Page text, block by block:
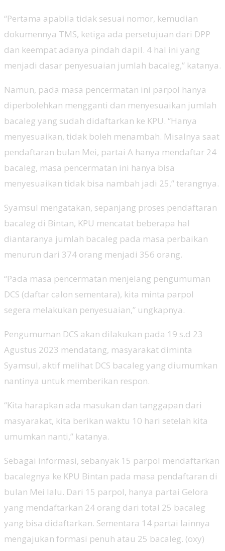
“Pertama apabila tidak sesuai nomor, kemudian
dokumennya TMS, ketiga ada persetujuan dari DPP
dan keempat adanya pindah dapil. 4 hal ini yang
menjadi dasar penyesuaian jumlah bacaleg,” katanya.
Namun, pada masa pencermatan ini parpol hanya
diperbolehkan mengganti dan menyesuaikan jumlah
bacaleg yang sudah didaftarkan ke KPU. “Hanya
menyesuaikan, tidak boleh menambah. Misalnya saat
pendaftaran bulan Mei, partai A hanya mendaftar 24
bacaleg, masa pencermatan ini hanya bisa
menyesuaikan tidak bisa nambah jadi 25,” terangnya.
Syamsul mengatakan, sepanjang proses pendaftaran
bacaleg di Bintan, KPU mencatat beberapa hal
diantaranya jumlah bacaleg pada masa perbaikan
menurun dari 374 orang menjadi 356 orang.
“Pada masa pencermatan menjelang pengumuman
DCS (daftar calon sementara), kita minta parpol
segera melakukan penyesuaian,” ungkapnya.
Pengumuman DCS akan dilakukan pada 19 s.d 23
Agustus 2023 mendatang, masyarakat diminta
Syamsul, aktif melihat DCS bacaleg yang diumumkan
nantinya untuk memberikan respon.
“Kita harapkan ada masukan dan tanggapan dari
masyarakat, kita berikan waktu 10 hari setelah kita
umumkan nanti,” katanya.
Sebagai informasi, sebanyak 15 parpol mendaftarkan
bacalegnya ke KPU Bintan pada masa pendaftaran di
bulan Mei lalu. Dari 15 parpol, hanya partai Gelora
yang mendaftarkan 24 orang dari total 25 bacaleg
yang bisa didaftarkan. Sementara 14 partai lainnya
mengajukan formasi penuh atau 25 bacaleg. (oxy)